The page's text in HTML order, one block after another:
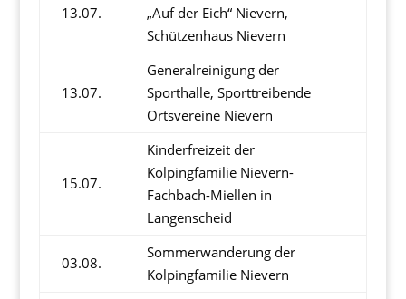
13.07.
„Auf der Eich“ Nievern,
Schützenhaus Nievern
13.07.
Generalreinigung der
Sporthalle, Sporttreibende
Ortsvereine Nievern
15.07.
Kinderfreizeit der
Kolpingfamilie Nievern-
Fachbach-Miellen in
Langenscheid
03.08.
Sommerwanderung der
Kolpingfamilie Nievern